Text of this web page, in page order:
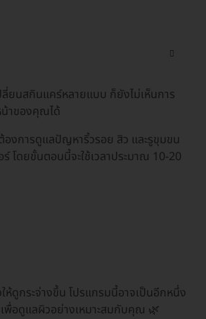
ยนสกินแคร์หลายแบบ ก็ยังไม่เห็นการ
น้าของคุณได้
งการดูแลปัญหาริ้วรอย สิว และรูขุมขน
โดยขั้นตอนนี้จะใช้เวลาประมาณ 10-20
ดูกระจ่างขึ้น โปรแกรมนี้อาจเป็นอีกหนึ่ง
พื่อดูแลผิวอย่างเหมาะสมกับคุณ 🌿